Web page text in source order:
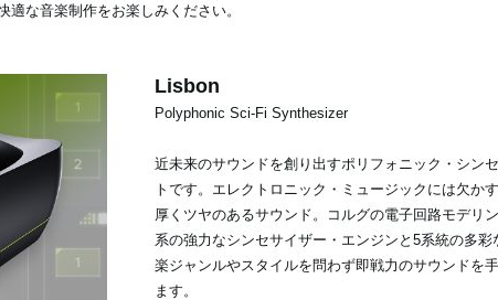
な音楽制作をお楽しみください。
Lisbon
Polyphonic Sci-Fi Synthesizer
近未来のサウンドを創り出すポリフォニック・シン
トです。エレクトロニック・ミュージックには欠か
厚くツヤのあるサウンド。コルグの電子回路モデリ
系の強力なシンセサイザー・エンジンと5系統の多彩
楽ジャンルやスタイルを問わず即戦力のサウンドを
ます。